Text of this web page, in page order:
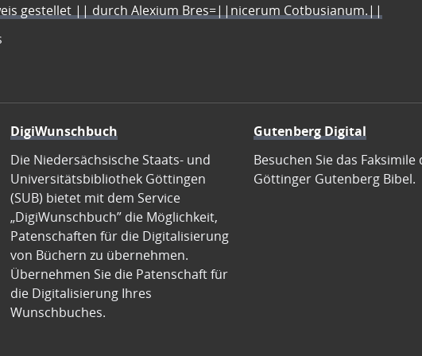
gestellet || durch Alexium Bres=||nicerum Cotbusianum.||
DigiWunschbuch
Die Niedersächsische Staats- und
Universitätsbibliothek Göttingen
(SUB) bietet mit dem Service
„DigiWunschbuch” die Möglichkeit,
Patenschaften für die Digitalisierung
von Büchern zu übernehmen.
Übernehmen Sie die Patenschaft für
die Digitalisierung Ihres
Wunschbuches.
Gutenberg Digital
Besuchen Sie das Faksimile
Göttinger Gutenberg Bibel.